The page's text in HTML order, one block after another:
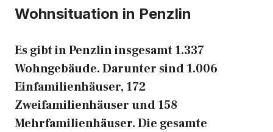
Wohnsituation in Penzlin
Es gibt in Penzlin insgesamt 1.337
Wohngebäude. Darunter sind 1.006
Einfamilienhäuser, 172
Zweifamilienhäuser und 158
Mehrfamilienhäuser. Die gesamte